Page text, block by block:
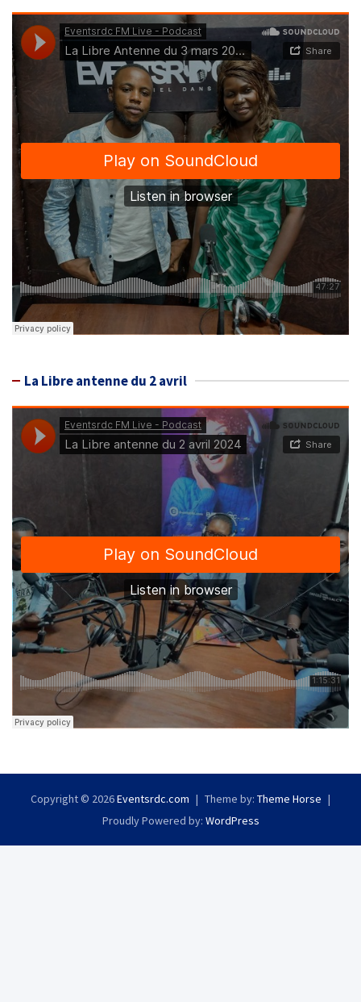
La Libre antenne du 2 avril
Copyright © 2026Eventsrdc.com Theme by: Theme Horse
Proudly Powered by: WordPress